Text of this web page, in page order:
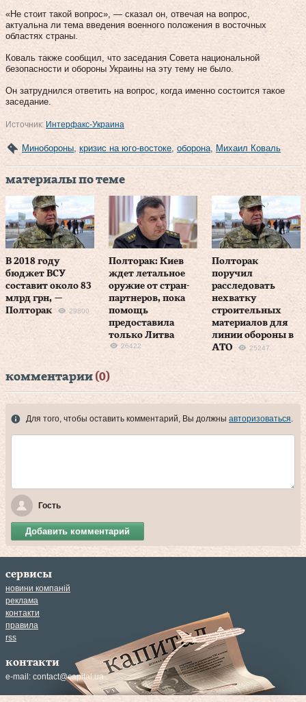
«Не стоит такой вопрос», — сказал он, отвечая на вопрос,
актуальна ли тема введения военного положения в восточных
областях страны.
Коваль также сообщил, что заседания Совета национальной
безопасности и обороны Украины на эту тему не было.
Он затруднился ответить на вопрос, когда именно состоится такое
заседание.
Источник: Интерфакс-Украина
Минобороны кризис на юго-востоке оборона Михаил Коваль
материалы по теме
В 2018 году
бюджет ВСУ
составит около 83
млрд грн, —
Полторак
29800
Полторак: Киев
ждет летальное
оружие от стран-
партнеров, пока
помощь
предоставила
только Литва
26422
Полторак
поручил
расследовать
нехватку
строительных
материалов для
линии обороны в
АТО
25247
комментарии (0)
Для того, чтобы оставить комментарий, Вы должны авторизоваться.
Гость
Добавить комментарий
сервисы
новини компаній
реклама
контакти
правила
rss
контакти
e-mail: contact@capital.ua